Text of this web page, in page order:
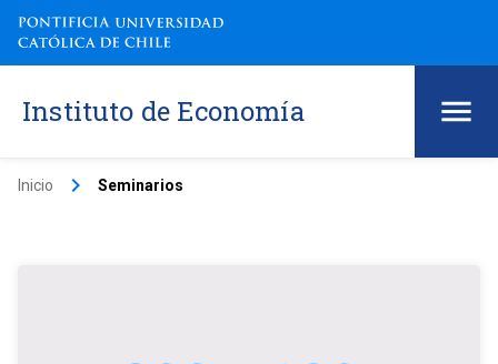
Instituto de Economía
Inicio keyboard_arrow_right Seminarios